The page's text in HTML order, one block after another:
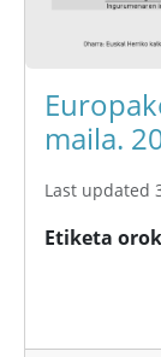
maila.
Last updated
Etiketa